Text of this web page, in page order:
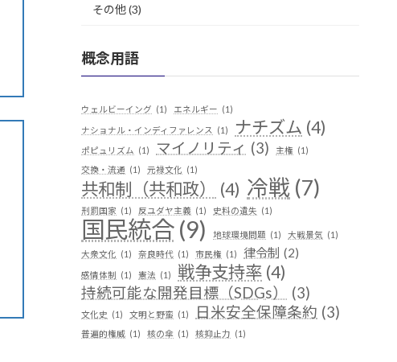
その他(3)
概念用語
ウェルビーイング (1) エネルギー (1)
ナショナル・インディファレンス
(1) ナチズム (4)
ポピュリズム (1) マイノリティ (3) 主権 (1)
交換・流通 (1) 元禄文化 (1)
共和制（共和政） (4) 冷戦 (7)
刑罰国家 (1) 反ユダヤ主義 (1) 史料の遺失 (1)
国民統合 (9) 地球環境問題 (1) 大戦景気 (1)
大衆文化 (1) 奈良時代 (1) 市民権 (1) 律令制 (2)
感情体制 (1) 憲法 (1) 戦争支持率 (4)
持続可能な開発目標（SDGs） (3)
文化史 (1) 文明と野蛮 (1) 日米安全保障条約 (3)
普遍的権威 (1) 核の傘 (1) 核抑止力 (1)